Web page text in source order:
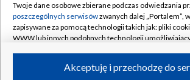
Rada Programowa
System NOS
Informacje o nadawcy
Program dla prasy
Kontakt
Kanały
Twoje dane osobowe zbierane podczas odwiedzania
poszczególnych serwisówzwanych dalej „Portalem”,
zapisywane za pomocą technologii takich jak: pliki
WWW lub innych podobnych technologii
ruchu w Internecie.Akceptuję i przechodzę do